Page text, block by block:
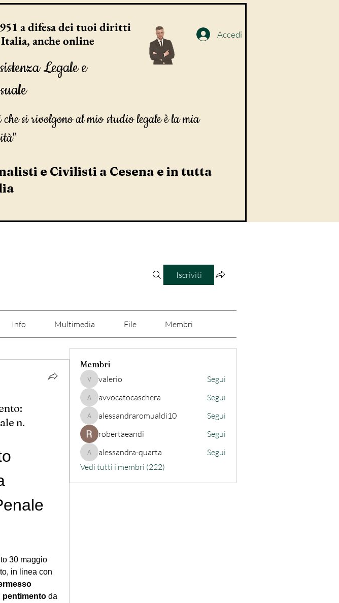
a difesa dei tuoi diritti
anche online
Legale e
Accedi
si rivolgono al mio studio legale è la mia
e Civilisti a Cesena e in tutta
Iscriviti
Info Multimedia File Membri
n.
30 maggio
in linea con
pentimento da
Membri
valeriovalerio Segui
avvocatocaschera
avvocatocaschera Segui
alessandraromualdi10
alessandraromualdi10
Segui
robertaeandi
Segui
alessandra-quarta
alessandra-quarta
Segui
Vedi tutti i membri (222)